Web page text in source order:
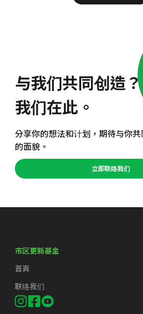
与我们共同创造？
我们在此。
分享你的想法和计划，期待与你
的面貌。
立即联络我们
市区更新基金
首頁
联络我们